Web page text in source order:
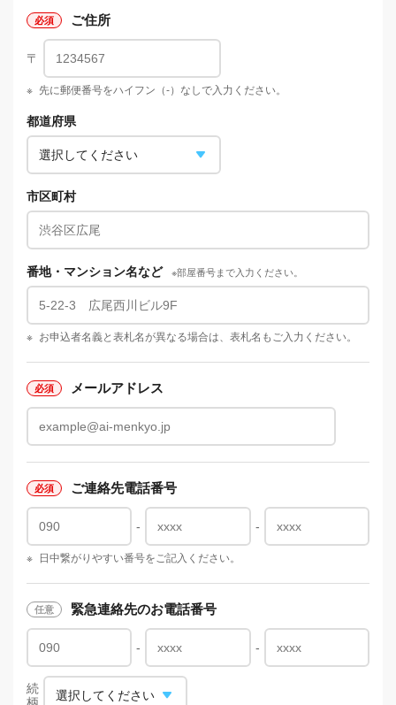
ご住所
〒
※ 先に郵便番号をハイフン（-）なしで入力ください。
都道府県
市区町村
番地・マンション名など ※部屋番号まで入力ください。
※ お申込者名義と表札名が異なる場合は、表札名もご入力ください。
メールアドレス
ご連絡先電話番号
- -
※ 日中繋がりやすい番号をご記入ください。
緊急連絡先のお電話番号
- -
続